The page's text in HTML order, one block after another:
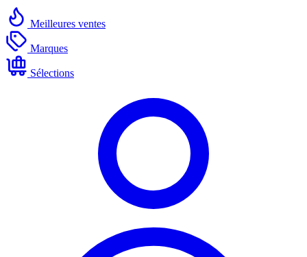
Meilleures ventes
Marques
Sélections